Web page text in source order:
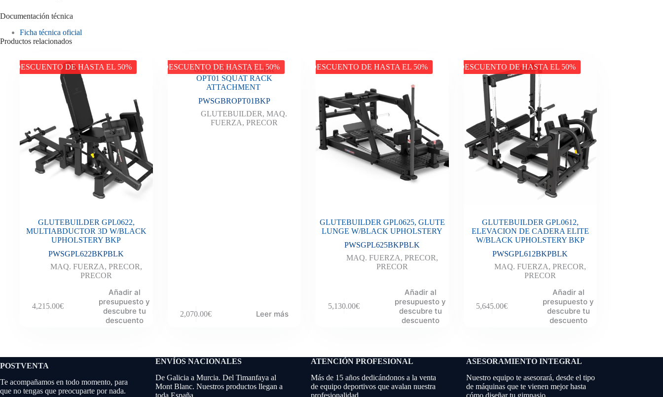
Documentación técnica
Ficha técnica oficial
Productos relacionados
DESCUENTO DE HASTA EL 50%
GLUTEBUILDER GPL0622,
MULTIABDUCTOR 3D W/BLACK
UPHOLSTERY BKP
PWSGPL622BKPBLK
MAQ. FUERZA, PRECOR,
PRECOR
4,215.00€
Añadir al
presupuesto y
descubre tu
descuento
DESCUENTO DE HASTA EL 50%
GLUTEBUILDER GBR
OPT01 SQUAT RACK
ATTACHMENT
PWSGBROPT01BKP
GLUTEBUILDER,MAQ.
FUERZA, PRECOR
2,070.00€ Leer más
DESCUENTO DE HASTA EL 50%
GLUTEBUILDER GPL0625, GLUTE
LUNGE W/BLACK UPHOLSTERY
PWSGPL625BKPBLK
MAQ. FUERZA, PRECOR,
PRECOR
5,130.00€
Añadir al
presupuesto y
descubre tu
descuento
DESCUENTO DE HASTA EL 50%
GLUTEBUILDER GPL0612,
ELEVACION DE CADERA ELITE
W/BLACK UPHOLSTERY BKP
PWSGPL612BKPBLK
MAQ. FUERZA, PRECOR,
PRECOR
5,645.00€
Añadir al
presupuesto y
descubre tu
descuento
POSTVENTA
Te acompañamos en todo momento, para
que no tengas que preocuparte por nada.
ENVÍOS NACIONALES
De Galicia a Murcia. Del Timanfaya al
Mont Blanc. Nuestros productos llegan a
ATENCIÓN PROFESIONAL
Más de 15 años dedicándonos a la venta
de equipo deportivos que avalan nuestra
ASESORAMIENTO INTEGRAL
Nuestro equipo te asesorará, desde el tipo
de máquinas que te vienen mejor hasta